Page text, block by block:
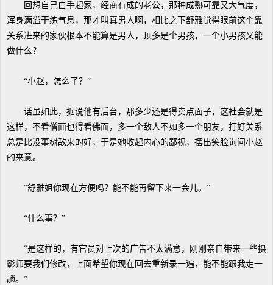
回想自己白手起家，经商有成的老公，那种成熟可靠又大气度，
浑身满溢干练气息，那才叫真男人啊，相比之下舒雅觉得眼前这个靠
关系进来的家伙根本不能算是男人，顶多是个男孩，一个小男孩又能
做什么？
“小赵，怎么了？”
话虽如此，据说他有后台，那多少还是得卖点面子，这社会就是
这样，不看僧面也得看佛面，多一个敌人不如多一个朋友，打好关系
总是比没事树敌来的好，于是她收起内心的鄙视，摆出笑脸询问小赵
的来意。
“舒雅姐你现在方便吗？能不能再留下来一会儿。”
“什么事？”
“是这样的，有官员对上次的广告不太满意，刚刚亲自带来一些摄
影师要我们修改，上面希望你现在回去重新录一遍，能不能跟我走一
趟。”